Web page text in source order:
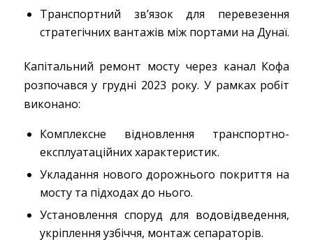
Транспортний зв’язок для перевезення
стратегічних вантажів між портами на Дунаї.
Капітальний ремонт мосту через канал Кофа
розпочався у грудні 2023 року. У рамках робіт
виконано:
Комплексне відновлення транспортно-
експлуатаційних характеристик.
Укладання нового дорожнього покриття на
мосту та підходах до нього.
Установлення споруд для водовідведення,
укріплення узбіччя, монтаж сепараторів.